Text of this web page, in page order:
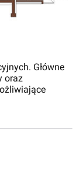
Główne
oraz